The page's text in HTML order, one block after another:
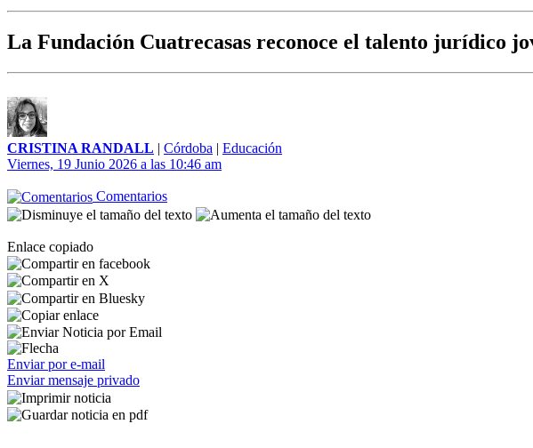
La Fundación Cuatrecasas reconoce el talento jurídico
CRISTINA RANDALL | Córdoba | Educación
Viernes, 19 Junio 2026 a las 10:46 am
Comentarios
Enlace copiado
Enviar por e-mail
Enviar mensaje privado